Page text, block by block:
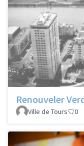
Renouveler
Ville de Tours 0